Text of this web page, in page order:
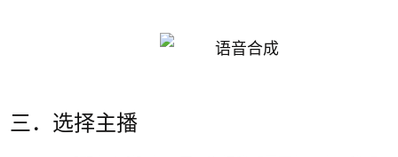
三．选择主播